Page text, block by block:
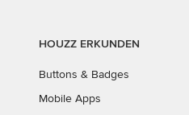
HOUZZ ERKUNDEN
Buttons & Badges
Mobile Apps